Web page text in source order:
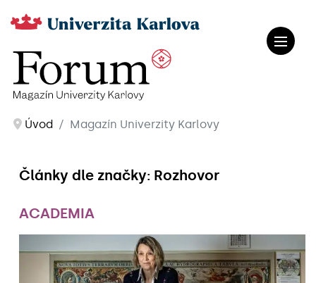
Úvod Magazín Univerzity Karlovy
Články dle značky: Rozhovor
ACADEMIA